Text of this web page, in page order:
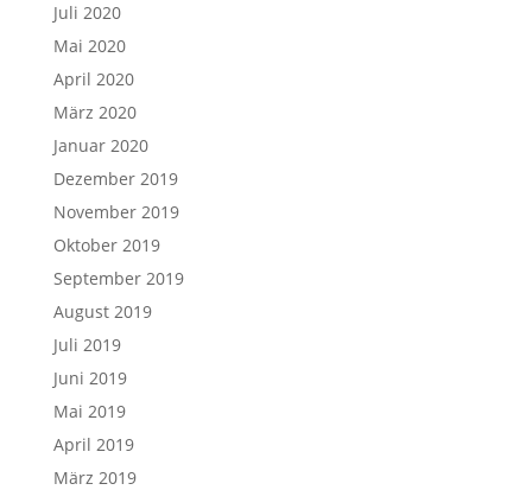
Juli 2020
Mai 2020
April 2020
März 2020
Januar 2020
Dezember 2019
November 2019
Oktober 2019
September 2019
August 2019
Juli 2019
Juni 2019
Mai 2019
April 2019
März 2019